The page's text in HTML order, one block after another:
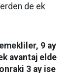
de ek
9 ay
avantaj elde
3 ay ise